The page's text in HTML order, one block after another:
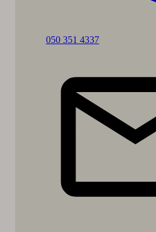
Soita:
050 351 4337